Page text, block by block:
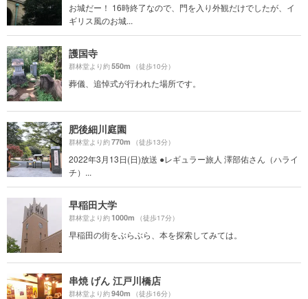
お城だー！ 16時終了なので、門を入り外観だけでしたが、イ
ギリス風のお城...
護国寺
群林堂より約550m （徒歩10分）
葬儀、追悼式が行われた場所です。
肥後細川庭園
群林堂より約770m （徒歩13分）
2022年3月13日(日)放送 ●レギュラー旅人 澤部佑さん（ハライ
チ）...
早稲田大学
群林堂より約1000m （徒歩17分）
早稲田の街をぶらぶら、本を探索してみては。
串焼 げん 江戸川橋店
群林堂より約940m （徒歩16分）